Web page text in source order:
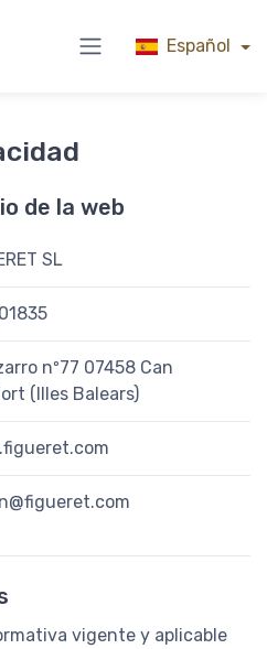
Español
de la web
SL
nº77 07458 Can
(Illes Balears)
vigente y aplicable